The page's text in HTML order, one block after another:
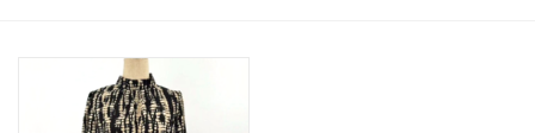
Accessoires